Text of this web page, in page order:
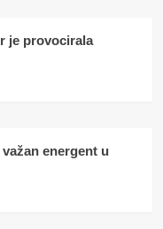
je provocirala
energent u